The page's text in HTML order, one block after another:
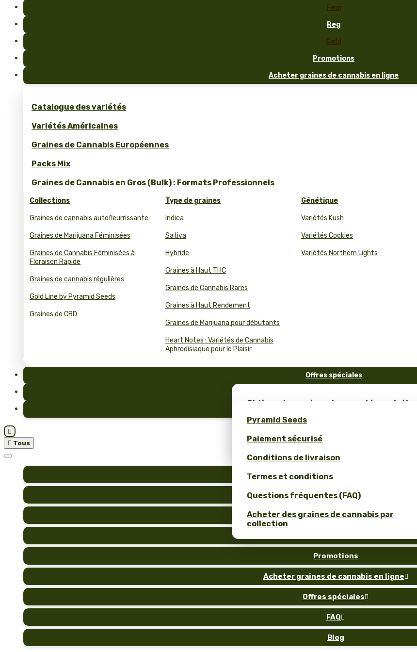
Fem
Reg
Gold
Promotions
Acheter graines de cannabis en ligne
Catalogue des variétés
Variétés Américaines
Graines de Cannabis Européennes
Packs Mix
Graines de Cannabis en Gros (Bulk) : Formats Professionnels
Collections
Graines de cannabis autofleurrissante
Graines de Marijuana Féminisées
Graines de Cannabis Féminisées à
Floraison Rapide
Graines de cannabis régulières
Gold Line by Pyramid Seeds
Graines de CBD
Type de graines
Indica
Sativa
Hybride
Graines à Haut THC
Graines de Cannabis Rares
Graines à Haut Rendement
Graines de Marijuana pour débutants
Heart Notes : Variétés de Cannabis
Aphrodisiaque pour le Plaisir
Génétique
Variétés Kush
Variétés Cookies
Variétés Northern Lights
Offres spéciales
Obtiens des graines de cannabis gratuites
Pyramid Seeds !
Obtenez 10 % de réduction pour votre avis !
Pyramid Seeds
Paiement sécurisé
Conditions de livraison
Termes et conditions
Questions fréquentes (FAQ)
Acheter des graines de cannabis par
collection

 Tous
Auto
Fem
Reg
Promotions
Acheter graines de cannabis en ligne 
Offres spéciales 
FAQ 
Blog